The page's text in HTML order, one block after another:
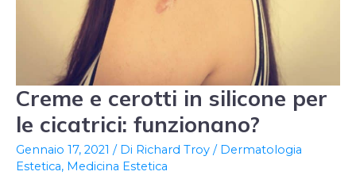
Creme e cerotti in silicone per
le cicatrici: funzionano?
Gennaio 17, 2021 / Di Richard Troy / Dermatologia
Estetica, Medicina Estetica
Creme
e
in